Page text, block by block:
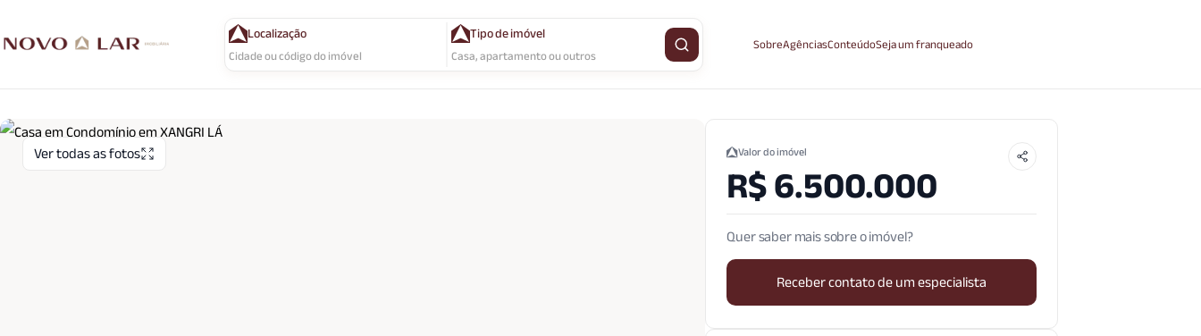
Localização Tipo de imóvel
Casa, apartamento ou outros Buscar imóvelSobreAgênciasConteúdoSeja um franqueado
Ver todas as fotos Valor do imóvel
R$ 6.500.000
Quer saber mais sobre o imóvel?
Receber contato de um especialista